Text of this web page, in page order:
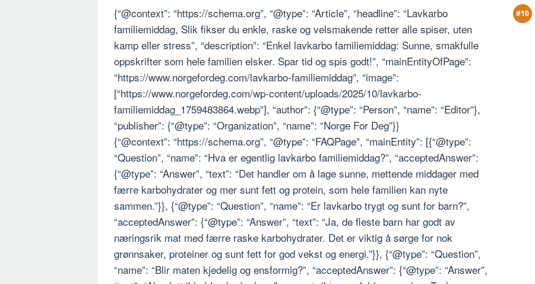
{“@context”: “https://schema.org”, “@type”: “Article”, “headline”: “Lavkarbo
familiemiddag, Slik fikser du enkle, raske og velsmakende retter alle spiser, uten
kamp eller stress”, “description”: “Enkel lavkarbo familiemiddag: Sunne, smakfulle
oppskrifter som hele familien elsker. Spar tid og spis godt!”, “mainEntityOfPage”:
“https://www.norgefordeg.com/lavkarbo-familiemiddag”, “image”:
[“https://www.norgefordeg.com/wp-content/uploads/2025/10/lavkarbo-
familiemiddag_1759483864.webp”], “author”: {“@type”: “Person”, “name”: “Editor”},
“publisher”: {“@type”: “Organization”, “name”: “Norge For Deg”}}
{“@context”: “https://schema.org”, “@type”: “FAQPage”, “mainEntity”: [{“@type”:
“Question”, “name”: “Hva er egentlig lavkarbo familiemiddag?”, “acceptedAnswer”:
{“@type”: “Answer”, “text”: “Det handler om å lage sunne, mettende middager med
færre karbohydrater og mer sunt fett og protein, som hele familien kan nyte
sammen.”}}, {“@type”: “Question”, “name”: “Er lavkarbo trygt og sunt for barn?”,
“acceptedAnswer”: {“@type”: “Answer”, “text”: “Ja, de fleste barn har godt av
næringsrik mat med færre raske karbohydrater. Det er viktig å sørge for nok
grønnsaker, proteiner og sunt fett for god vekst og energi.”}}, {“@type”: “Question”,
“name”: “Blir maten kjedelig og ensformig?”, “acceptedAnswer”: {“@type”: “Answer”,